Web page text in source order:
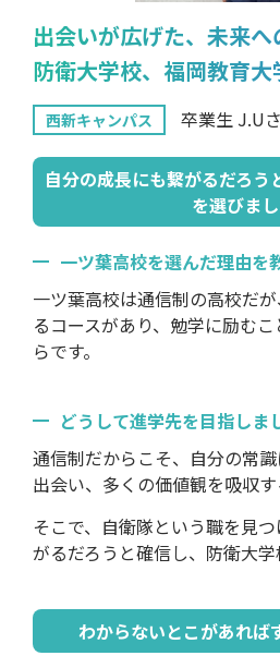
出会いが広げた、未来へ
防衛大学校、福岡教育大
西新キャンパス 卒業生 J.U
自分の成長にも繋がるだろう
を選びま
一ツ葉高校を選んだ理由を
一ツ葉高校は通信制の高校だ
るコースがあり、勉学に励む
らです。
どうして進学先を目指しま
通信制だからこそ、自分の常
出会い、多くの価値観を吸収す
そこで、自衛隊という職を見
がるだろうと確信し、防衛大学
わからないとこがあれば